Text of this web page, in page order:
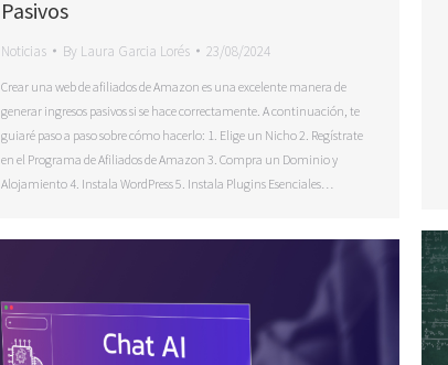
Pasivos
Noticias By Laura Garcia Lorés 23/08/2024
Crear una web de afiliados de Amazon es una excelente manera de
generar ingresos pasivos si se hace correctamente. A continuación, te
guiaré paso a paso sobre cómo hacerlo: 1. Elige un Nicho 2. Regístrate
en el Programa de Afiliados de Amazon 3. Compra un Dominio y
Alojamiento 4. Instala WordPress 5. Instala Plugins Esenciales…